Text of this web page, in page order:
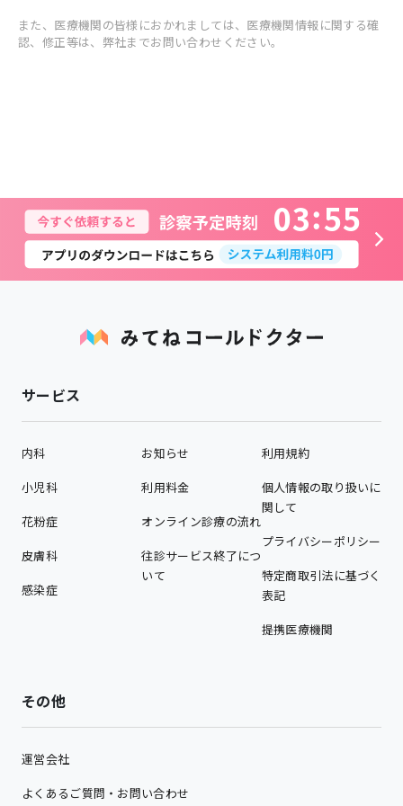
また、医療機関の皆様におかれましては、医療機関情報に関する確
認、修正等は、弊社までお問い合わせください。
03 55
サービス
内科
小児科
花粉症
皮膚科
感染症
お知らせ
利用料金
オンライン診療の流れ
往診サービス終了につ
いて
利用規約
個人情報の取り扱いに
関して
プライバシーポリシー
特定商取引法に基づく
表記
提携医療機関
その他
運営会社
よくあるご質問・お問い合わせ